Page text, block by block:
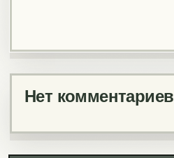
Нет комментариев